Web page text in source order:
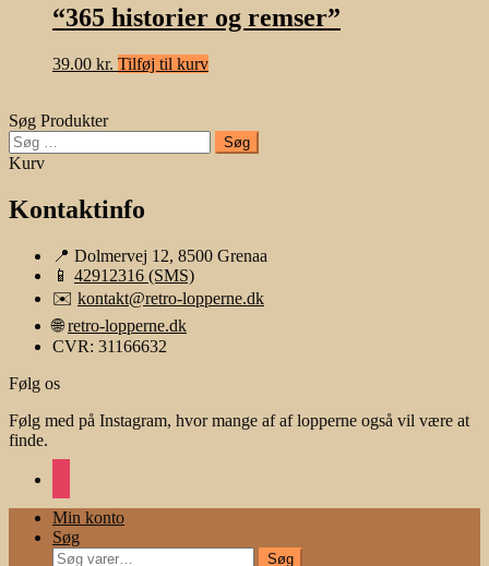
“365 historier og remser”
39.00 kr. Tilføj til kurv
Søg Produkter
Søg
efter:
Kurv
Kontaktinfo
📍 Dolmervej 12, 8500 Grenaa
📱 42912316 (SMS)
✉️ kontakt@retro-lopperne.dk
🌐retro-lopperne.dk
CVR: 31166632
Følg os
Følg med på Instagram, hvor mange af af lopperne også vil være at
finde.
Min konto
Søg
Søg
Søg